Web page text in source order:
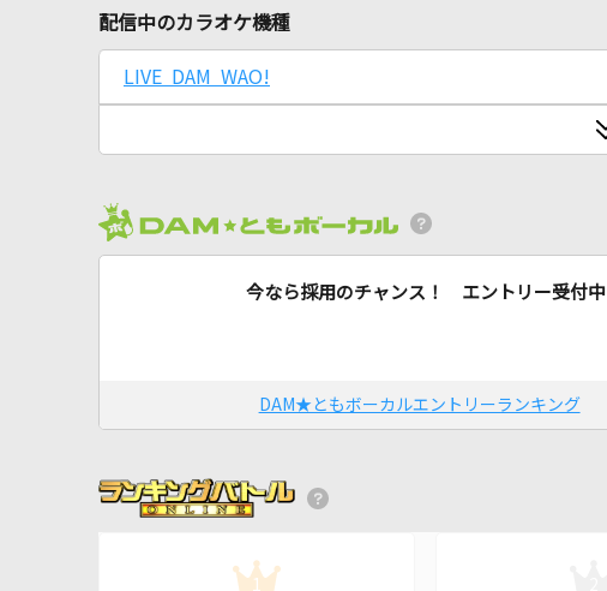
配信中のカラオケ機種
LIVE DAM WAO!
今なら採用のチャンス！ エントリー受付中
DAM★ともボーカルエントリーランキング
1